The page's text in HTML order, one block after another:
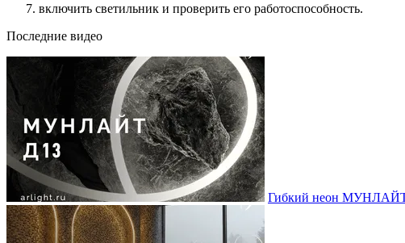
включить светильник и проверить его работоспособность.
Последние видео
Гибкий неон МУНЛАЙТ